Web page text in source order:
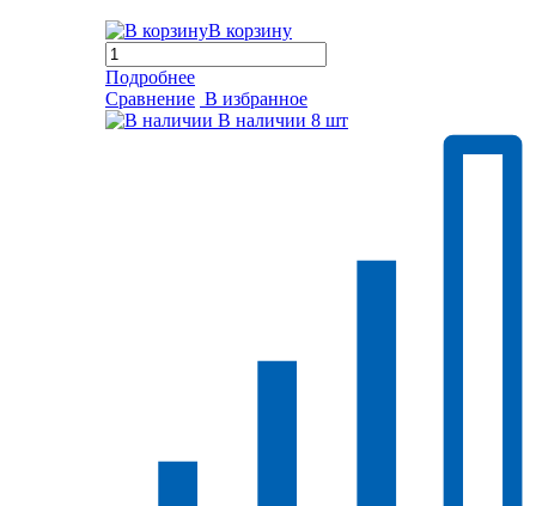
В корзину
Подробнее
Сравнение В избранное
В наличии 8 шт